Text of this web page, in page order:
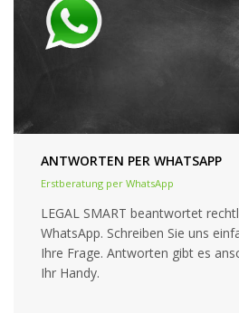
ANTWORTEN PER WHATSAPP
Erstberatung per WhatsApp
LEGAL SMART beantwortet
WhatsApp. Schreiben Sie uns
Ihre Frage. Antworten gibt es
Ihr Handy.